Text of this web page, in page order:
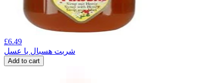
£6.49
شربت هسبال با عسل
Add to cart